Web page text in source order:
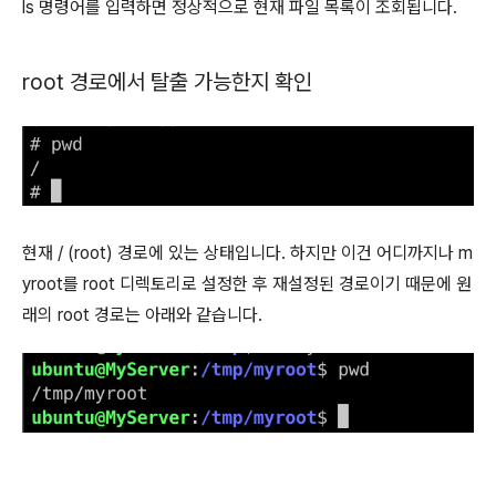
ls 명령어를 입력하면 정상적으로 현재 파일 목록이 조회됩니다.
root 경로에서 탈출 가능한지 확인
현재 / (root) 경로에 있는 상태입니다. 하지만 이건 어디까지나 m
yroot를 root 디렉토리로 설정한 후 재설정된 경로이기 때문에 원
래의 root 경로는 아래와 같습니다.